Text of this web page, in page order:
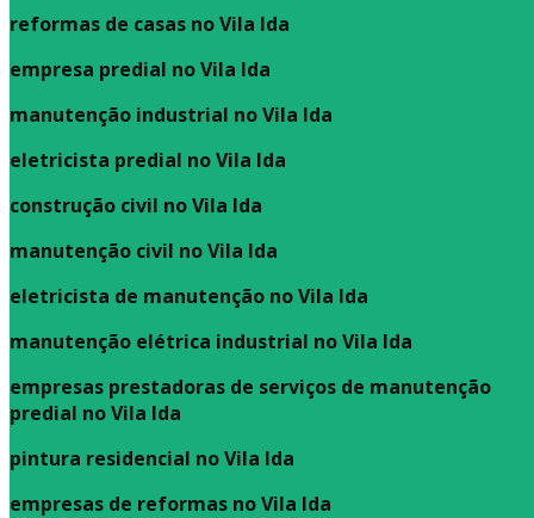
reformas de casas no Vila Ida
empresa predial no Vila Ida
manutenção industrial no Vila Ida
eletricista predial no Vila Ida
construção civil no Vila Ida
manutenção civil no Vila Ida
eletricista de manutenção no Vila Ida
manutenção elétrica industrial no Vila Ida
empresas prestadoras de serviços de manutenção
predial no Vila Ida
pintura residencial no Vila Ida
empresas de reformas no Vila Ida